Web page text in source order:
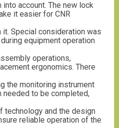
account. The new lock
it easier for CNR
it. Special consideration was
equipment operation
operations,
ergonomics. There
the monitoring instrument
needed to be completed,
technology and the design
reliable operation of the